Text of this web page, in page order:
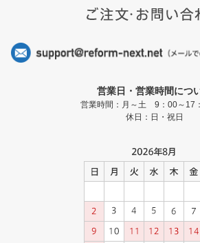
営業日・営業時間につ
営業時間：月～土 9：00～17
休日：日・祝日